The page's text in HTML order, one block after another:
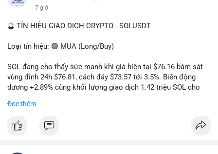
7 giờ
🔮 TÍN HIỆU GIAO DỊCH CRYPTO - SOLUSDT
Loại tín hiệu: 🟢 MUA (Long/Buy)
SOL đang cho thấy sức mạnh khi giá hiện tại $76.16 bám sát
vùng đỉnh 24h $76.81, cách đáy $73.57 tới 3.5%. Biến động
dương +2.89% cùng khối lượng giao dịch 1.42 triệu SOL cho
hoàn toàn nhịp điều chỉnh.
Khuyến nghị giao dịch cụ thể:
Đọc thêm